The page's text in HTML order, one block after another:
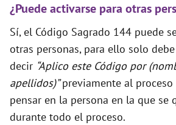
¿Puede activarse para otras
Sí, el Código Sagrado 144 puede
otras personas, para ello solo
decir “Aplico este Código por
apellidos)”previamente al
pensar en la persona en la que se
durante todo el proceso.